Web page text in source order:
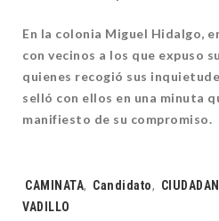
En la colonia Miguel Hidalgo,
con vecinos a los que expuso
quienes recogió sus
selló con ellos en una minuta
manifiesto de su compromiso.
Tags:
CAMINATA, Candidato,
VADILLO